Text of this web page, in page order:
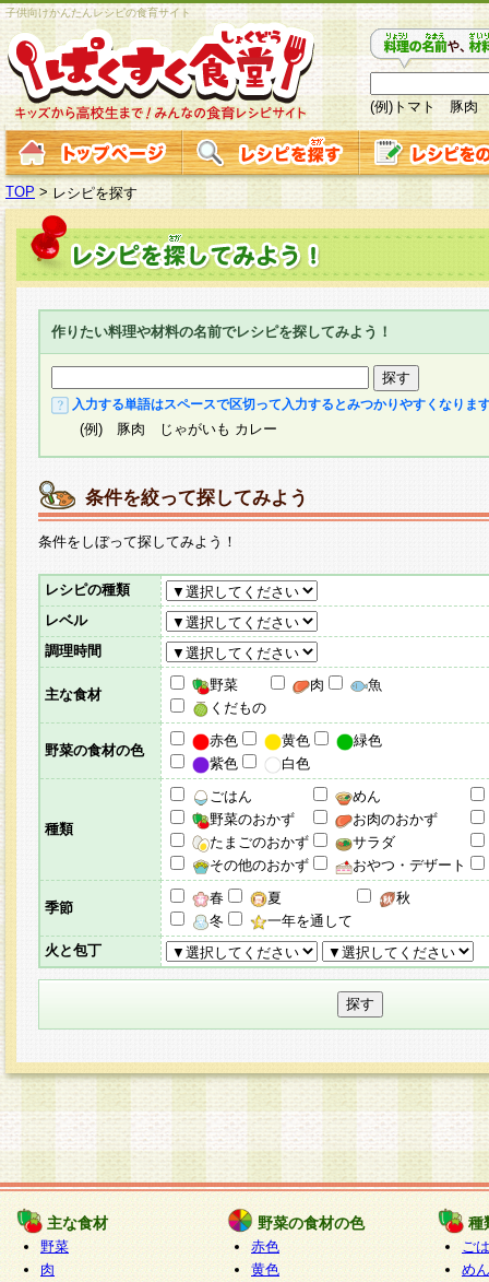
子供向けかんたんレシピの食育サイト
(例)トマト 豚肉
TOP > レシピを探す
作りたい料理や材料の名前でレシピを探してみよう！
入力する単語はスペースで区切って入力するとみつかりやすくなりま
(例) 豚肉 じゃがいも カレー
条件を絞って探してみよう
条件をしぼって探してみよう！
レシピの種類
レベル
調理時間
主な食材
野菜 肉
魚
くだもの
野菜の食材の色
赤色 黄色
緑色
紫色
白色
種類
ごはん
めん
野菜のおかず
お肉のおかず
たまごのおかず
サラダ
その他のおかず
おやつ・デザート
季節
春 夏
秋
冬
一年を通して
火と包丁
主な食材
野菜
肉
野菜の食材の色
赤色
黄色
種
ご
めん